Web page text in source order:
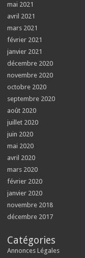
mai 2021
avril 2021
mars 2021
février 2021
janvier 2021
décembre 2020
novembre 2020
octobre 2020
septembre 2020
août 2020
juillet 2020
juin 2020
mai 2020
avril 2020
mars 2020
février 2020
janvier 2020
novembre 2018
décembre 2017
Catégories
Annonces Légales